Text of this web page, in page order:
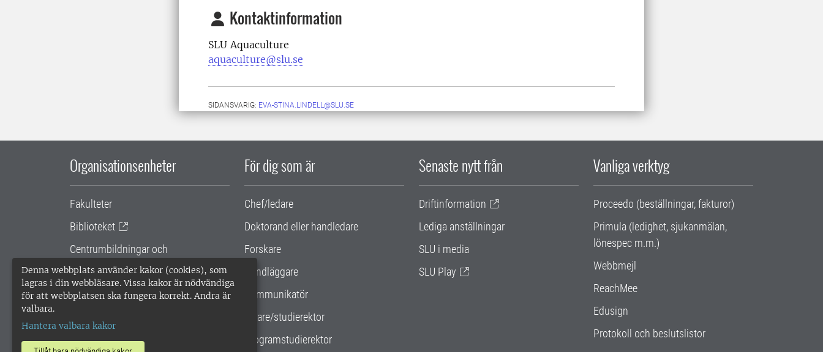
Denna webbplats använder kakor (cookies), som
lagras i din webbläsare. Vissa kakor är nödvändiga
för att webbplatsen ska fungera korrekt. Andra är
valbara.
Hantera valbara kakor
Kontaktinformation
SLU Aquaculture
aquaculture@slu.se
SIDANSVARIG: EVA-STINA.LINDELL@SLU.SE
Organisationsenheter
Fakulteter
Biblioteket
Centrumbildningar och
samarbetsprojekt
Gemensamma verksamhetsstödet
För dig som är
Chef/ledare
Doktorand eller handledare
Forskare
Handläggare
Kommunikatör
Lärare/studierektor
Programstudierektor
Senaste nytt från
Driftinformation
Lediga anställningar
SLU i media
SLU Play
Vanliga verktyg
Proceedo (beställningar, fakturor)
Primula (ledighet, sjukanmälan,
lönespec m.m.)
Webbmejl
ReachMee
Edusign
Protokoll och beslutslistor